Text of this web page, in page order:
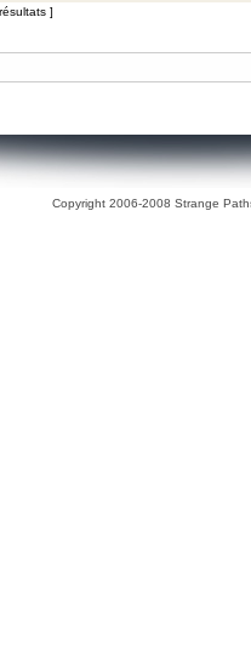
]
Copyright 2006-2008 Strange